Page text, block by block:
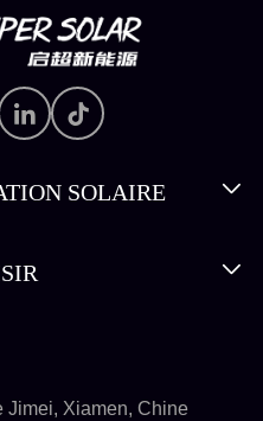
SOLAIRE
Jimei, Xiamen, Chine